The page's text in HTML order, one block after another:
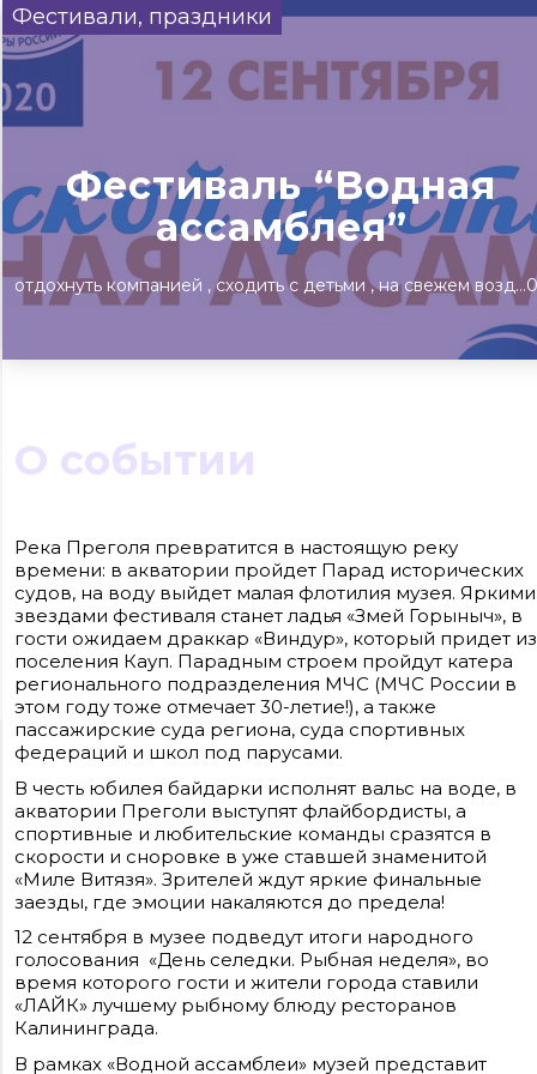
#билеты без комиссии
Сегодня
Концерты Театр Детям Выставки
Фестивали, праздники
Фестиваль “Водная
ассамблея”
отдохнуть компанией сходить с детьми на свежем воздухе
О событии
Река Преголя превратится в настоящую реку
времени: в акватории пройдет Парад исторических
судов, на воду выйдет малая флотилия музея. Яркими
звездами фестиваля станет ладья «Змей Горыныч», в
гости ожидаем драккар «Виндур», который придет из
поселения Кауп. Парадным строем пройдут катера
регионального подразделения МЧС (МЧС России в
этом году тоже отмечает 30-летие!), а также
пассажирские суда региона, суда спортивных
федераций и школ под парусами.
В честь юбилея байдарки исполнят вальс на воде, в
акватории Преголи выступят флайбордисты, а
спортивные и любительские команды сразятся в
скорости и сноровке в уже ставшей знаменитой
«Миле Витязя». Зрителей ждут яркие финальные
заезды, где эмоции накаляются до предела!
12 сентября в музее подведут итоги народного
голосования «День селедки. Рыбная неделя», во
время которого гости и жители города ставили
«ЛАЙК» лучшему рыбному блюду ресторанов
Калининграда.
В рамках «Водной ассамблеи» музей представит
Сайт входит в медиагруппу «Западная пресса» ОГРН 1063906014743, ИНН
Контакты редакции: +7(4012) 310-124, news@klops.ru. Реклама: +7 (931) 107 50 00,
reklama@klops.ru. Афиша: +7(967) 351 20 51, reklama@klops.ru
Адрес редакции и учредителя: г. Калининград, ул. Рокоссовского, 16/18, пом. I,
оф. 2
Сетевое издание "Klops.ru", регистрационный номер и дата принятия
решения о регистрации: ЭЛ № ФС 77 - 78739 от 20 июля 2020 года,
зарегистрировано Федеральной службой по надзору в сфере связи,
информационных технологий и массовых коммуникаций (Роскомнадзор).
Учредитель: ООО "Русская медиагруппа "Западная Пресса". Главный
Фомченкова Кристина Владимировна
Материалы сайта, подписанные «CC 4.0» доступны по
лицензии Creative Commons «Attribution-ShareAlike»
(«Атрибуция — На тех же условиях») 4.0 Всемирная
Для использования остальных материалов необходимо
письменное согласие правообладателя
Политика в отношении обработки персональных